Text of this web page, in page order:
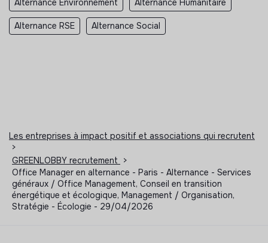
Alternance Environnement Alternance Humanitaire
Alternance RSE Alternance Social
Les entreprises à impact positif et associations qui recrutent
>
GREENLOBBY recrutement
>
Office Manager en alternance - Paris - Alternance - Services
généraux / Office Management, Conseil en transition
énergétique et écologique, Management / Organisation,
Stratégie - Écologie - 29/04/2026